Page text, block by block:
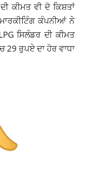
ਕੀਮਤ ਵੀ ਦੋ ਕਿਸ਼ਤਾਂ
ਕੰਪਨੀਆਂ ਨੇ
ਸਿਲੰਡਰ ਦੀ ਕੀਮਤ
ਰੁਪਏ ਦਾ ਹੋਰ ਵਾਧਾ